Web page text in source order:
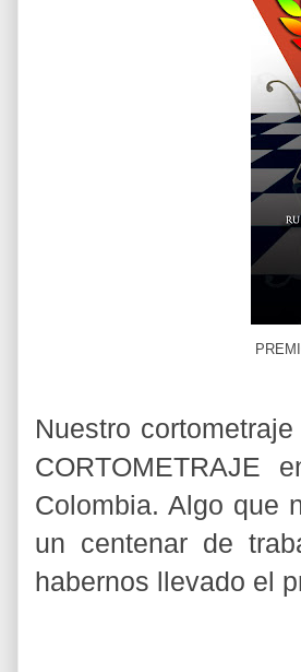
Nuestro
CORTOMETRAJE
Colombia. Algo que
un centenar de
habernos llevado el